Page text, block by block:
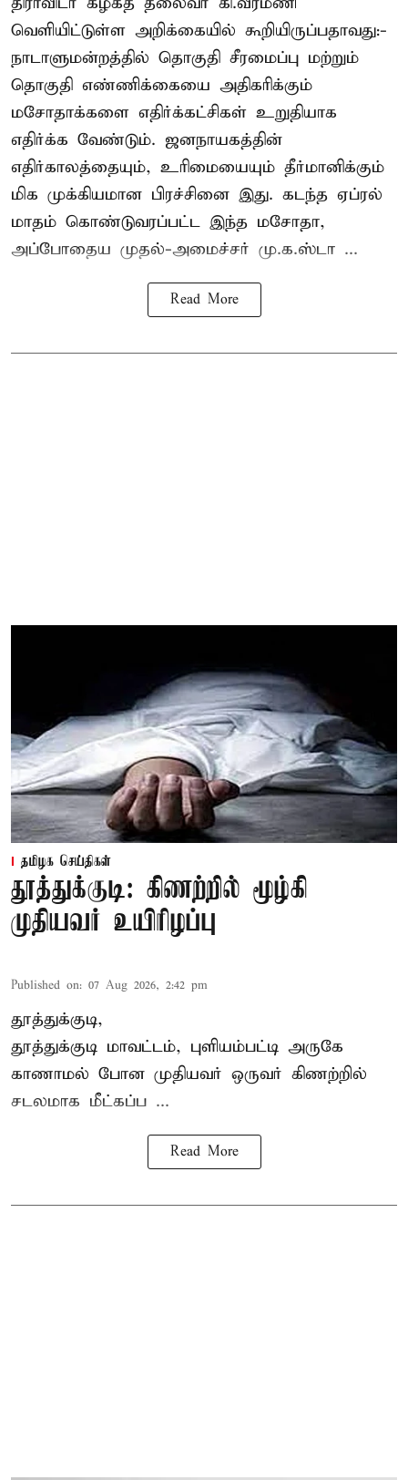
வெளியிட்டுள்ள அறிக்கையில் கூறியிருப்பதாவது:-
நாடாளுமன்றத்தில் தொகுதி சீரமைப்பு மற்றும்
தொகுதி எண்ணிக்கையை அதிகரிக்கும்
மசோதாக்களை எதிர்க்கட்சிகள் உறுதியாக
எதிர்க்க வேண்டும். ஜனநாயகத்தின்
எதிர்காலத்தையும், உரிமையையும் தீர்மானிக்கும்
மிக முக்கியமான பிரச்சினை இது. கடந்த ஏப்ரல்
மாதம் கொண்டுவரப்பட்ட இந்த மசோதா,
அப்போதைய முதல்-அமைச்சர் மு.க.ஸ்டா ...
Read More
தமிழக செய்திகள்
தூத்துக்குடி: கிணற்றில் மூழ்கி
முதியவர் உயிரிழப்பு
Published on: 07 Aug 2026, 2:42 pm
தூத்துக்குடி,
தூத்துக்குடி மாவட்டம், புளியம்பட்டி அருகே
காணாமல் போன முதியவர் ஒருவர் கிணற்றில்
சடலமாக மீட்கப்ப ...
Read More